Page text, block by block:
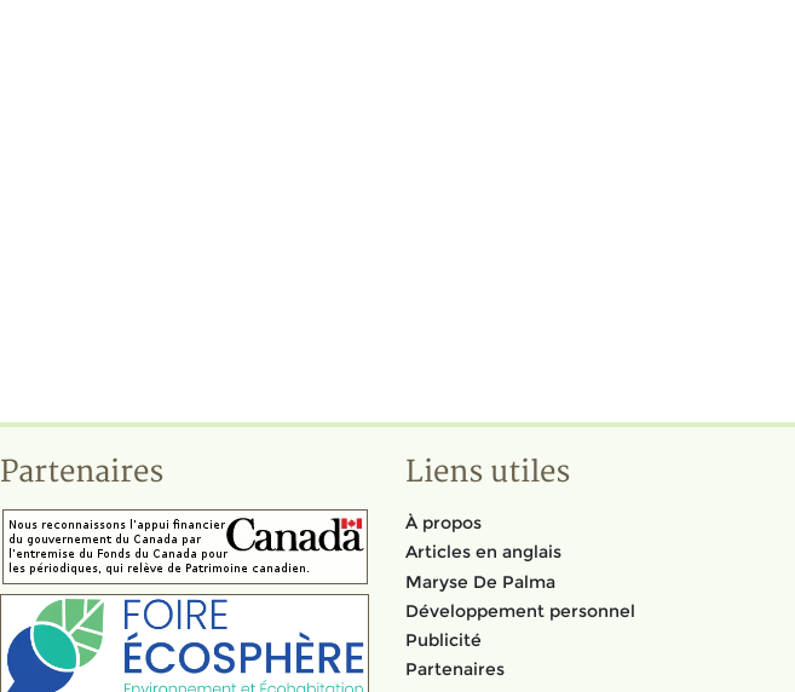
Partenaires Liens utiles
À propos
Articles en anglais
Maryse De Palma
Développement personnel
Publicité
Partenaires